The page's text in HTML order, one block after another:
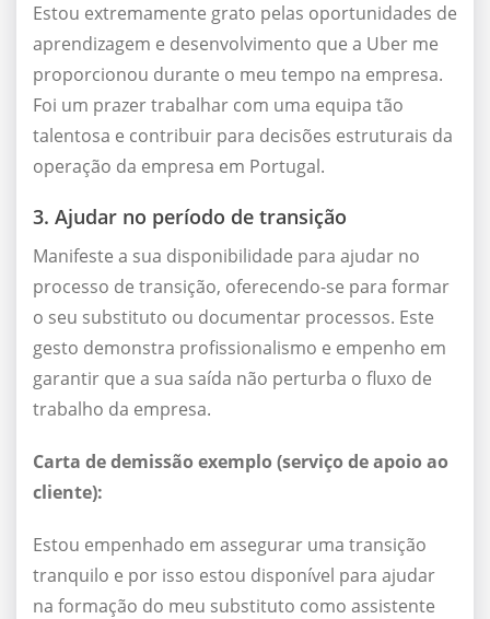
Estou extremamente grato pelas oportunidades de
aprendizagem e desenvolvimento que a Uber me
proporcionou durante o meu tempo na empresa.
Foi um prazer trabalhar com uma equipa tão
talentosa e contribuir para decisões estruturais da
operação da empresa em Portugal.
3. Ajudar no período de transição
Manifeste a sua disponibilidade para ajudar no
processo de transição, oferecendo-se para formar
o seu substituto ou documentar processos. Este
gesto demonstra profissionalismo e empenho em
garantir que a sua saída não perturba o fluxo de
trabalho da empresa.
Carta de demissão exemplo (serviço de apoio ao
cliente):
Estou empenhado em assegurar uma transição
tranquilo e por isso estou disponível para ajudar
na formação do meu substituto como assistente